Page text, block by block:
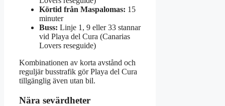
Körtid från Maspalomas: 15
minuter
Buss: Linje 1, 9 eller 33 stannar
vid Playa del Cura (Canarias
Lovers reseguide)
Kombinationen av korta avstånd och
reguljär busstrafik gör Playa del Cura
tillgänglig även utan bil.
Nära sevärdheter